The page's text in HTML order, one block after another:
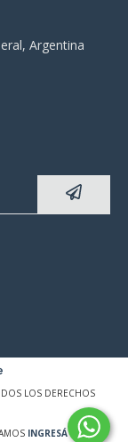
Argentina
LOS DERECHOS
INGRESÁ ACÁ.